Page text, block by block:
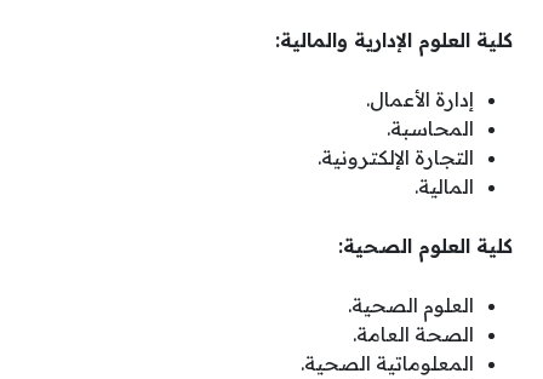
كلية العلوم الإدارية والمالية:
إدارة الأعمال.
المحاسبة.
التجارة الإلكترونية.
المالية.
كلية العلوم الصحية:
العلوم الصحية.
الصحة العامة.
المعلوماتية الصحية.